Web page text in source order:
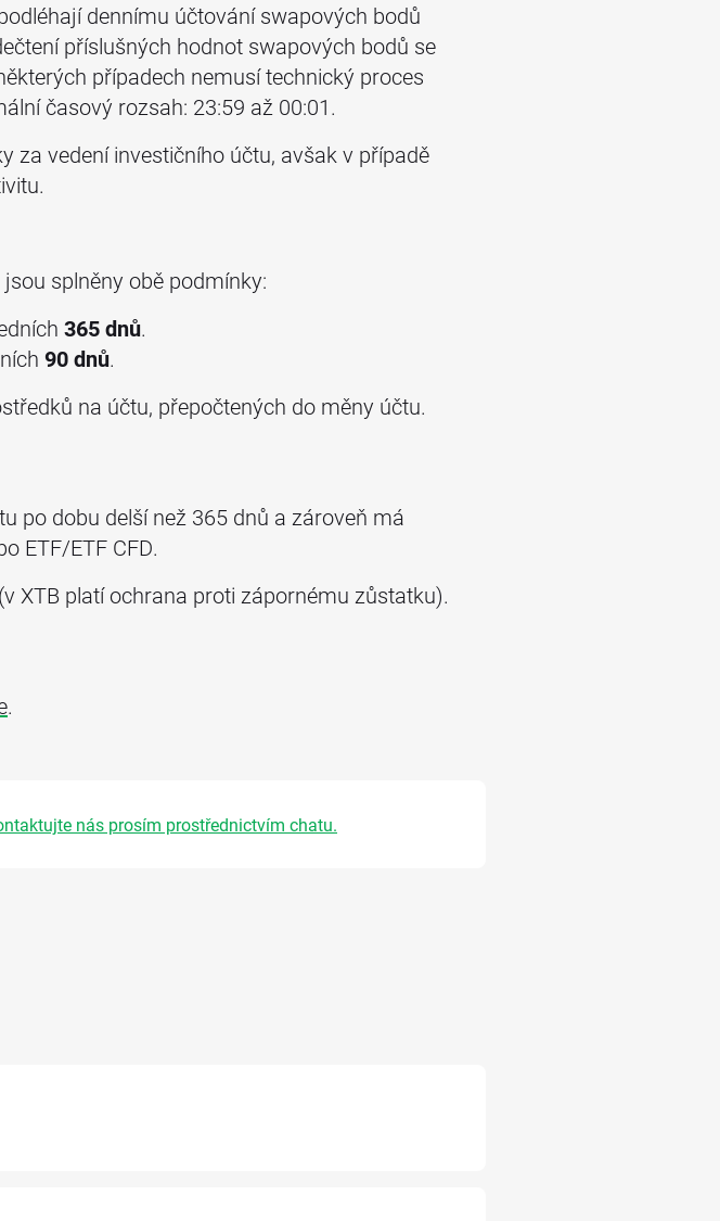
dennímu účtování swapových bodů
příslušných hodnot swapových bodů se
případech nemusí technický proces
časový rozsah: 23:59 až 00:01.
za vedení investičního účtu, avšak v případě
splněny obě podmínky:
365 dnů.
90 dnů.
na účtu, přepočtených do měny účtu.
po dobu delší než 365 dnů a zároveň má
ETF/ETF CFD.
XTB platí ochrana proti zápornému zůstatku).
.
nás prosím prostřednictvím chatu.